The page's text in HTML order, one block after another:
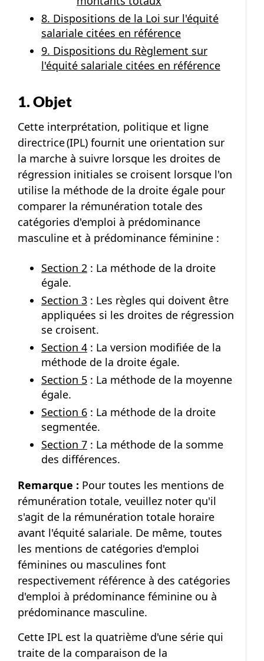
8. Dispositions de la Loi sur l'équité
salariale citées en référence
9. Dispositions du Règlement sur
l'équité salariale citées en référence
1. Objet
Cette interprétation, politique et ligne
directrice (IPL) fournit une orientation sur
la marche à suivre lorsque les droites de
régression initiales se croisent lorsque l'on
utilise la méthode de la droite égale pour
comparer la rémunération totale des
catégories d'emploi à prédominance
masculine et à prédominance féminine :
Section 2 : La méthode de la droite
égale.
Section 3 : Les règles qui doivent être
appliquées si les droites de régression
se croisent.
Section 4 : La version modifiée de la
méthode de la droite égale.
Section 5 : La méthode de la moyenne
égale.
Section 6 : La méthode de la droite
segmentée.
Section 7 : La méthode de la somme
des différences.
Remarque : Pour toutes les mentions de
rémunération totale, veuillez noter qu'il
s'agit de la rémunération totale horaire
avant l'équité salariale. De même, toutes
les mentions de catégories d'emploi
féminines ou masculines font
respectivement référence à des catégories
d'emploi à prédominance féminine ou à
prédominance masculine.
Cette IPL est la quatrième d'une série qui
traite de la comparaison de la